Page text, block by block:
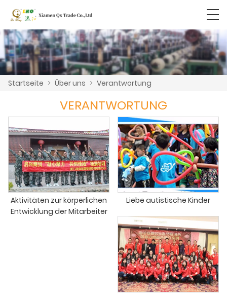
Startseite > Über uns > Verantwortung
VERANTWORTUNG
Aktivitäten zur körperlichen
Entwicklung der Mitarbeiter
Liebe autistische Kinder